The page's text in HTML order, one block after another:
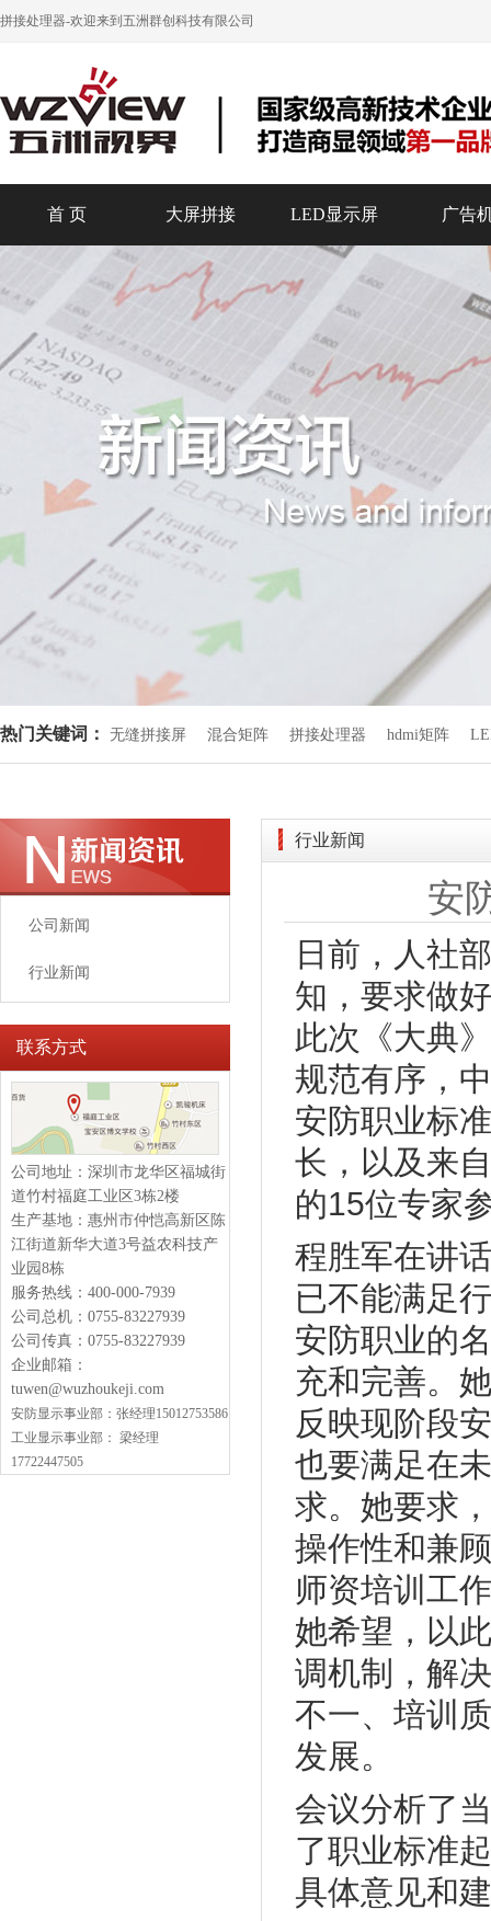
拼接处理器-欢迎来到五洲群创科技有限公司
首 页 大屏拼接 LED显示屏 广告
热门关键词： 无缝拼接屏 混合矩阵 拼接处理器 hdmi矩阵
公司新闻
行业新闻
联系方式
公司地址：深圳市龙华区福城街
道竹村福庭工业区3栋2楼
生产基地：惠州市仲恺高新区陈
江街道新华大道3号益农科技产
业园8栋
服务热线：400-000-7939
公司总机：0755-83227939
公司传真：0755-83227939
企业邮箱：
tuwen@wuzhoukeji.com
安防显示事业部： 张经理15012753586
工业显示事业部： 梁经理
17722447505
行业新闻
安
日前，人社
知，要求做
此次《大典
规范有序，
安防职业标
长，以及来
的15位专家
程胜军在讲
已不能满足
安防职业的
充和完善。
反映现阶段
也要满足在
求。她要求
操作性和兼
师资培训工
她希望，以
调机制，解
不一、培训
发展。
会议分析了
了职业标准
具体意见和